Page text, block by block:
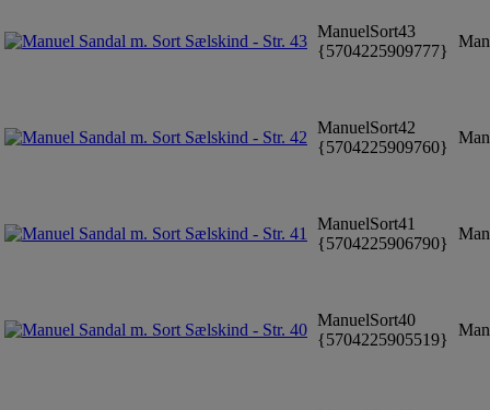
ManuelSort43
{5704225909777}
ManuelSort42
{5704225909760}
ManuelSort41
{5704225906790}
ManuelSort40
{5704225905519}